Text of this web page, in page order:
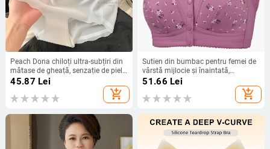
Peach Dona chiloți ultra-subțiri din
mătase de gheață, senzație de piele
goală, antiderapante, respirabili,
talie medie, croială triunghiulară
pentru femei
45.87 Lei
add_shopping_cart
Sutien din bumbac pentru femei de
vârstă mijlocie și înaintată,
închidere frontală, cupe subțiri,
51.66 Lei
add_shopping_cart